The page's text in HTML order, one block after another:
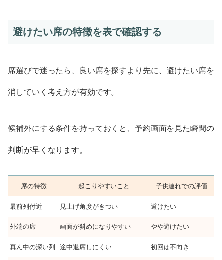
避けたい席の特徴を表で確認する
席選びで迷ったら、良い席を探すより先に、避けたい席を
消していく考え方が有効です。
候補外にする条件を持っておくと、予約画面を見た瞬間の
判断が早くなります。
席の特徴 起こりやすいこと 子供連れでの評価
最前列付近 見上げ角度がきつい 避けたい
外端の席 画面が斜めになりやすい やや避けたい
真ん中の深い列 途中退席しにくい 初回は不向き